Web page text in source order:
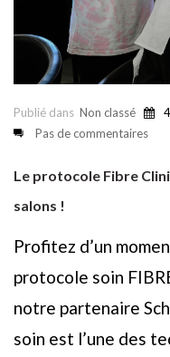
Publié dans Non classé
Pas de commentaires
Le protocole Fibre
salons !
Profitez d’un
protocole soin
notre partenaire
soin est l’une des